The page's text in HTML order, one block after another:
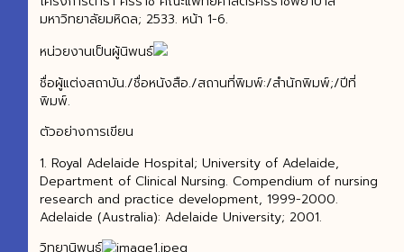
มหาวิทยาลัยมหิดล; 2533. หน้า 1-6.
หน่วยงานเป็นผู้นิพนธ์
ชื่อผู้แต่งสถาบัน./ชื่อหนังสือ./สถานที่พิมพ์:/สำนักพิมพ์;/ปีที่
พิมพ์.
ตัวอย่างการเขียน
1. Royal Adelaide Hospital; University of Adelaide,
Department of Clinical Nursing. Compendium of nursing
research and practice development, 1999-2000.
Adelaide (Australia): Adelaide University; 2001.
วิทยานิพนธ์